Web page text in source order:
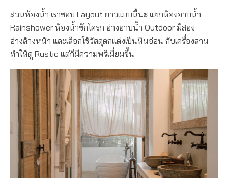
ส่วนห้องน้ำ เราชอบ Layout ยาวแบบนี้นะ แยกห้องอาบน้ำ
Rainshower ห้องน้ำชักโครก อ่างอาบน้ำ Outdoor มีสอง
อ่างล้างหน้า และเลือกใช้วัสดุตกแต่งเป็นหินอ่อน กับเครื่องสาน
ทำให้ดู Rustic แต่ก็มีความพรีเมี่ยมขึ้น